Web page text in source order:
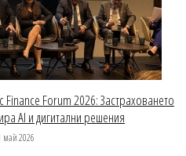
Forum 2026: Застраховането
AI и дигитални решения
май 2026